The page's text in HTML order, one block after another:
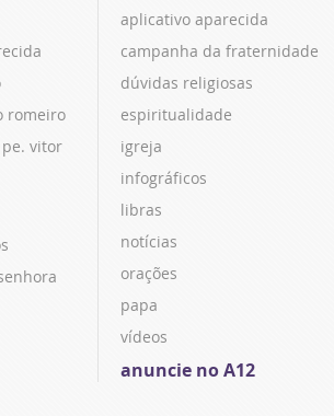
romeiro
vitor
aplicativo aparecida
campanha da fraternidade
dúvidas religiosas
espiritualidade
igreja
infográficos
libras
notícias
orações
papa
vídeos
anuncie no A12